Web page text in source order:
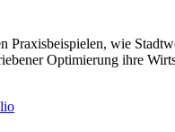
Praxisbeispielen, wie
Optimierung ihre